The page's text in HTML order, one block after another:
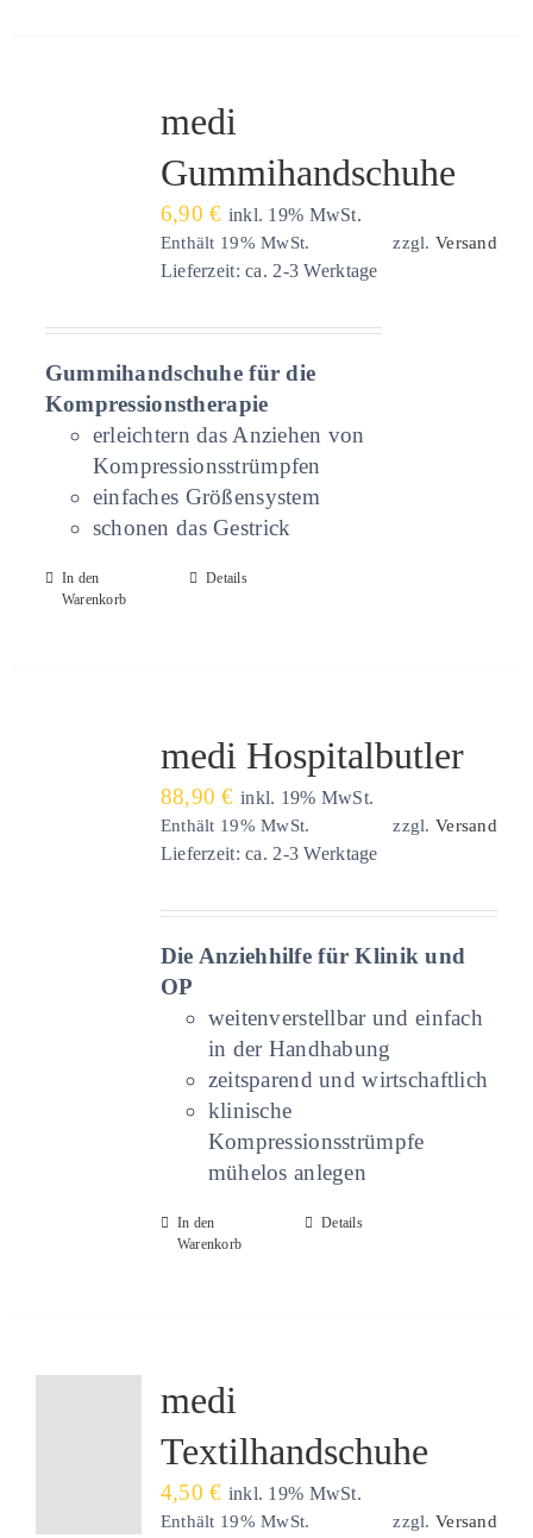
medi
Gummihandschuhe
6,90€ inkl. 19% MwSt.
Enthält 19% MwSt.
zzgl. Versand
Lieferzeit: ca. 2-3 Werktage
Gummihandschuhe für die
Kompressionstherapie
erleichtern das Anziehen von
Kompressionsstrümpfen
einfaches Größensystem
schonen das Gestrick
In den
Warenkorb
Details
medi Hospitalbutler
88,90€ inkl. 19% MwSt.
Enthält 19% MwSt.
zzgl. Versand
Lieferzeit: ca. 2-3 Werktage
Die Anziehhilfe für Klinik und
OP
weitenverstellbar und einfach
in der Handhabung
zeitsparend und wirtschaftlich
klinische
Kompressionsstrümpfe
mühelos anlegen
In den
Warenkorb
Details
medi
Textilhandschuhe
4,50€ inkl. 19% MwSt.
Enthält 19% MwSt.
zzgl. Versand